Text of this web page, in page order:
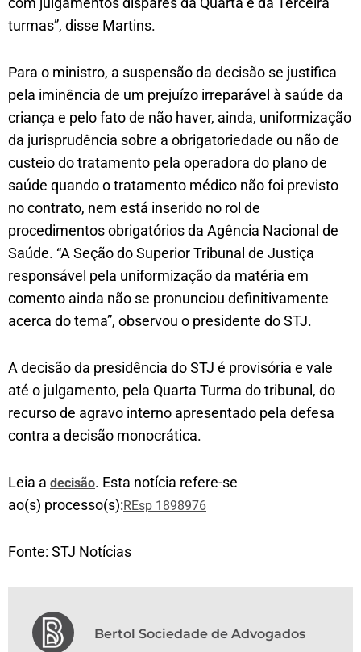
turmas”, disse Martins.
Para o ministro, a suspensão da decisão se justifica
pela iminência de um prejuízo irreparável à saúde da
criança e pelo fato de não haver, ainda, uniformização
da jurisprudência sobre a obrigatoriedade ou não de
custeio do tratamento pela operadora do plano de
saúde quando o tratamento médico não foi previsto
no contrato, nem está inserido no rol de
procedimentos obrigatórios da Agência Nacional de
Saúde. “A Seção do Superior Tribunal de Justiça
responsável pela uniformização da matéria em
comento ainda não se pronunciou definitivamente
acerca do tema”, observou o presidente do STJ.
A decisão da presidência do STJ é provisória e vale
até o julgamento, pela Quarta Turma do tribunal, do
recurso de agravo interno apresentado pela defesa
contra a decisão monocrática.
Leia a decisão. Esta notícia refere-se
ao(s) processo(s):REsp 1898976
Fonte: STJ Notícias
Bertol Sociedade de Advogados